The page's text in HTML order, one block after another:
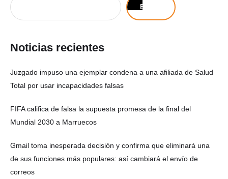
Buscar
Noticias recientes
Juzgado impuso una ejemplar condena a una afiliada de Salud
Total por usar incapacidades falsas
FIFA califica de falsa la supuesta promesa de la final del
Mundial 2030 a Marruecos
Gmail toma inesperada decisión y confirma que eliminará una
de sus funciones más populares: así cambiará el envío de
correos